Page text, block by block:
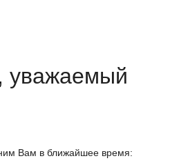
уважаемый
Вам в ближайшее время: